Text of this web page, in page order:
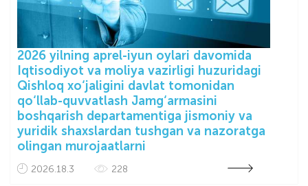
2026 yilning aprel-iyun oylari davomida
Iqtisodiyot va moliya vazirligi huzuridagi
Qishloq xo‘jaligini davlat tomonidan
qo‘llab-quvvatlash Jamg‘armasini
boshqarish departamentiga jismoniy va
yuridik shaxslardan tushgan va nazoratga
olingan murojaatlarni
2026.18.3 228